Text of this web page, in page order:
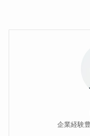
企業経験